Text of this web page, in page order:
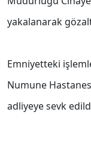
yakalanarak
Emniyetteki
Numune
adliyeye sevk